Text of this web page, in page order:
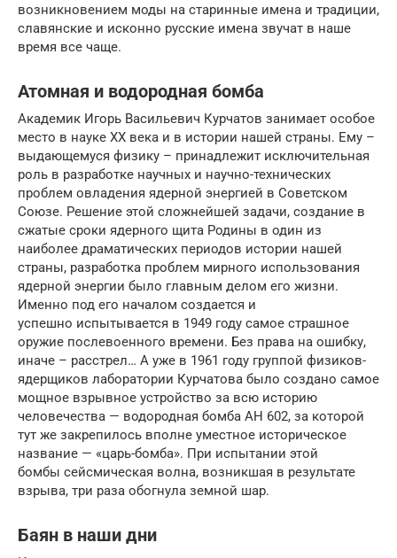
возникновением моды на старинные имена и традиции,
славянские и исконно русские имена звучат в наше
время все чаще.
Атомная и водородная бомба
Академик Игорь Васильевич Курчатов занимает особое
место в науке ХХ века и в истории нашей страны. Ему –
выдающемуся физику – принадлежит исключительная
роль в разработке научных и научно-технических
проблем овладения ядерной энергией в Советском
Союзе. Решение этой сложнейшей задачи, создание в
cжатые сроки ядерного щита Родины в один из
наиболее драматических периодов истории нашей
страны, разработка проблем мирного использования
ядерной энергии было главным делом его жизни.
Именно под его началом создается и
успешно испытывается в 1949 году самое страшное
оружие послевоенного времени. Без права на ошибку,
иначе – расстрел… А уже в 1961 году группой физиков-
ядерщиков лаборатории Курчатова было создано самое
мощное взрывное устройство за всю историю
человечества — водородная бомба АН 602, за которой
тут же закрепилось вполне уместное историческое
название — «царь-бомба». При испытании этой
бомбы сейсмическая волна, возникшая в результате
взрыва, три раза обогнула земной шар.
Баян в наши дни